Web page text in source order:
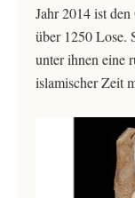
Jahr 2014 ist
über 1250 Lose.
unter ihnen eine
islamischer Zeit